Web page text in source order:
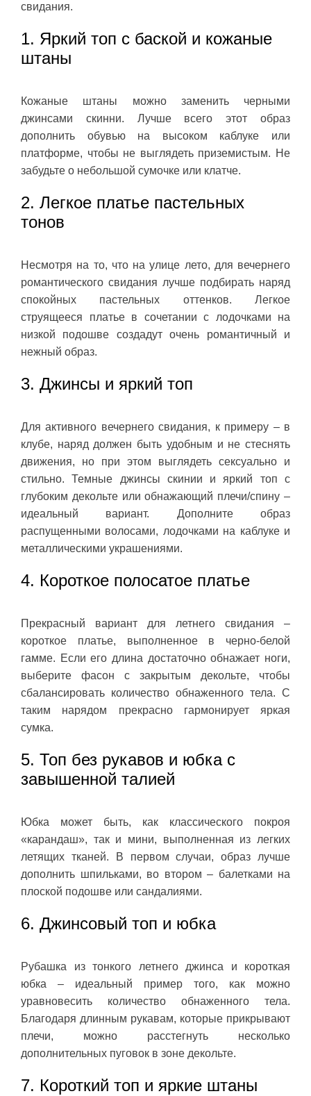
свидания.
1. Яркий топ с баской и кожаные
штаны
Кожаные штаны можно заменить черными
джинсами скинни. Лучше всего этот образ
дополнить обувью на высоком каблуке или
платформе, чтобы не выглядеть приземистым. Не
забудьте о небольшой сумочке или клатче.
2. Легкое платье пастельных
тонов
Несмотря на то, что на улице лето, для вечернего
романтического свидания лучше подбирать наряд
спокойных пастельных оттенков. Легкое
струящееся платье в сочетании с лодочками на
низкой подошве создадут очень романтичный и
нежный образ.
3. Джинсы и яркий топ
Для активного вечернего свидания, к примеру – в
клубе, наряд должен быть удобным и не стеснять
движения, но при этом выглядеть сексуально и
стильно. Темные джинсы скинии и яркий топ с
глубоким декольте или обнажающий плечи/спину –
идеальный вариант. Дополните образ
распущенными волосами, лодочками на каблуке и
металлическими украшениями.
4. Короткое полосатое платье
Прекрасный вариант для летнего свидания –
короткое платье, выполненное в черно-белой
гамме. Если его длина достаточно обнажает ноги,
выберите фасон с закрытым декольте, чтобы
сбалансировать количество обнаженного тела. С
таким нарядом прекрасно гармонирует яркая
сумка.
5. Топ без рукавов и юбка с
завышенной талией
Юбка может быть, как классического покроя
«карандаш», так и мини, выполненная из легких
летящих тканей. В первом случаи, образ лучше
дополнить шпильками, во втором – балетками на
плоской подошве или сандалиями.
6. Джинсовый топ и юбка
Рубашка из тонкого летнего джинса и короткая
юбка – идеальный пример того, как можно
уравновесить количество обнаженного тела.
Благодаря длинным рукавам, которые прикрывают
плечи, можно расстегнуть несколько
дополнительных пуговок в зоне декольте.
7. Короткий топ и яркие штаны